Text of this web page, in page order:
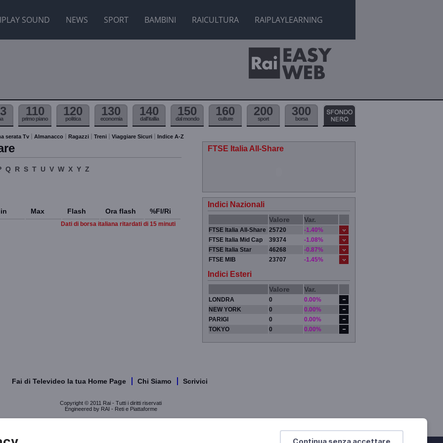
SOUND NEWS SPORT BAMBINI RAICULTURA RAIPLAYLEARNING
Continua senza accettare
110
primo piano
120
politica
130
economia
140
dall'itallia
150
dal mondo
160
culture
200
sport
300
borsa
serata Tv Almanacco Ragazzi Treni Viaggiare Sicuri Indice A-Z
Q R S T U V W X Y Z
Max Flash Ora flash %Fl/Ri
Dati di borsa italiana ritardati di 15 minuti
FTSE Italia All-Share
Indici Nazionali
Valore Var.
FTSE Italia All-Share 25720
-1.40%
FTSE Italia Mid Cap
39374
-1.08%
FTSE Italia Star
46268
-0.87%
FTSE MIB
23707 -1.45%
Indici Esteri
Valore Var.
LONDRA 0
0.00%
NEW YORK
0
0.00%
PARIGI
0
0.00%
TOKYO
0 0.00%
Fai di Televideo la tua Home Page Chi Siamo Scrivici
Copyright © 2011 Rai - Tutti i diritti riservati
Engineered by RAI - Reti e Piattaforme